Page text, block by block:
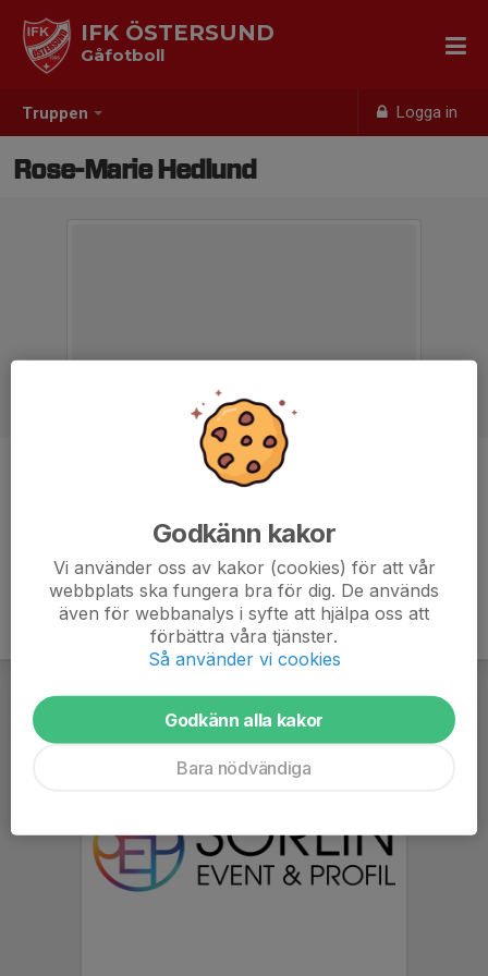
Truppen Logga in
IFK ÖSTERSUND
Gåfotboll
Rose-Marie Hedlund
Godkänn kakor
Vi använder oss av kakor (cookies) för att vår
webbplats ska fungera bra för dig. De används
även för webbanalys i syfte att hjälpa oss att
förbättra våra tjänster.
Så använder vi cookies
Godkänn alla kakor
Bara nödvändiga